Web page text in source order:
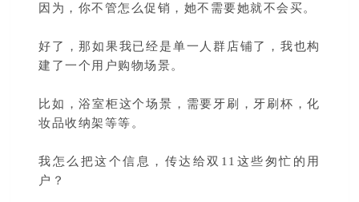
因为，你不管怎么促销，她不需要她就不会买。
好了，那如果我已经是单一人群店铺了，我也构
建了一个用户购物场景。
比如，浴室柜这个场景，需要牙刷，牙刷杯，化
妆品收纳架等等。
我怎么把这个信息，传达给双11这些匆忙的用
户？